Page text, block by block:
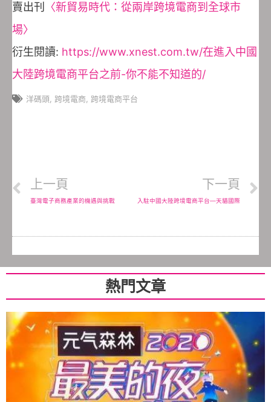
賣出刊
〈新貿易時代：從兩岸跨境電商到全球市
場〉
衍生閱讀: https://www.xnest.com.tw/在進入中國
大陸跨境電商平台之前-你不能不知道的/
洋碼頭, 跨境電商, 跨境電商平台
上一頁
臺灣電子商務產業的機遇與挑戰
下一頁
入駐中國大陸跨境電商平台―天貓國際
熱門文章